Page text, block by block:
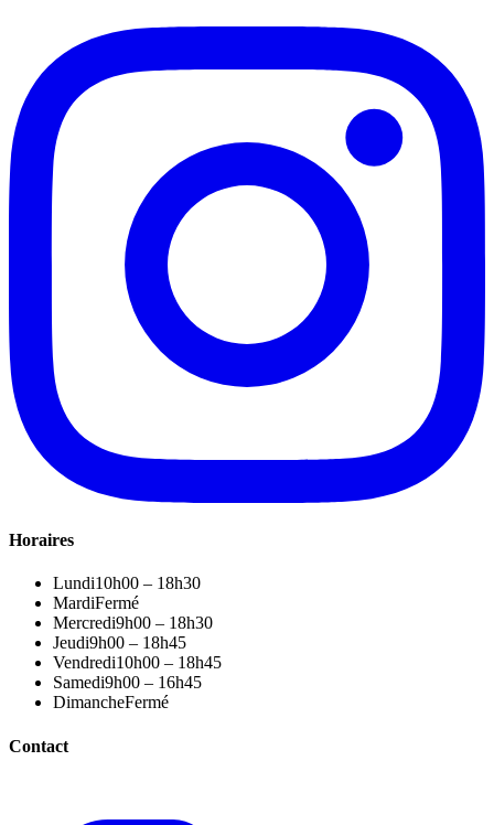
Horaires
Lundi10h00 – 18h30
MardiFermé
Mercredi9h00 – 18h30
Jeudi9h00 – 18h45
Vendredi10h00 – 18h45
Samedi9h00 – 16h45
DimancheFermé
Contact